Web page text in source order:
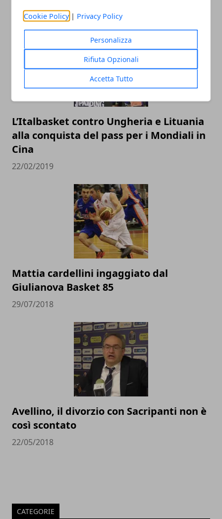
Cookie Policy | Privacy Policy
Personalizza
Rifiuta Opzionali
Accetta Tutto
ARTICOLI CORRELATI
L’Italbasket contro Ungheria e Lituania
alla conquista del pass per i Mondiali in
Cina
22/02/2019
Mattia cardellini ingaggiato dal
Giulianova Basket 85
29/07/2018
Avellino, il divorzio con Sacripanti non è
così scontato
22/05/2018
CATEGORIE